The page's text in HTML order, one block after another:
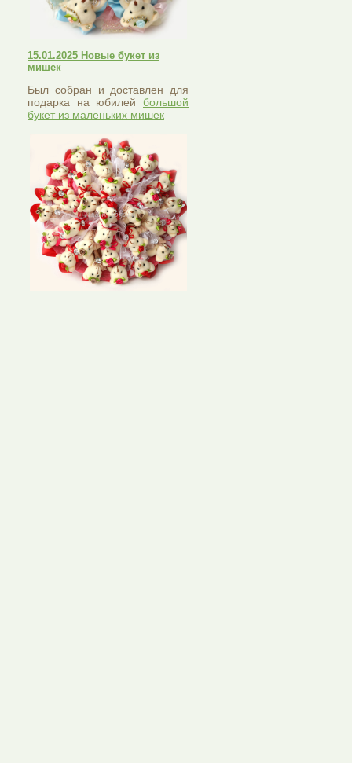
15.01.2025 Новые букет из
мишек
Был собран и доставлен для
подарка на юбилей большой
букет из маленьких мишек